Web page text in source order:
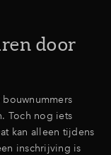
door
Toch nog iets
kan alleen tijdens
inschrijving is